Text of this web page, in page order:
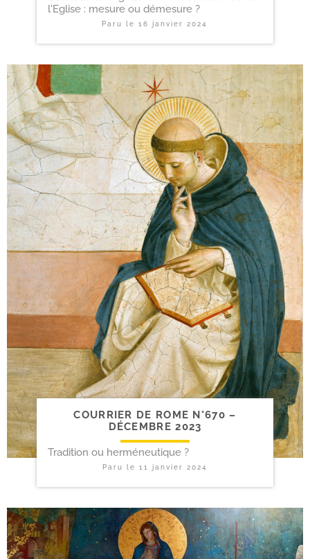
l'Eglise : mesure ou démesure ?
Paru le16 janvier 2024
COURRIER DE ROME N°670 –
DÉCEMBRE 2023
Tradition ou herméneutique ?
Paru le 11 janvier 2024